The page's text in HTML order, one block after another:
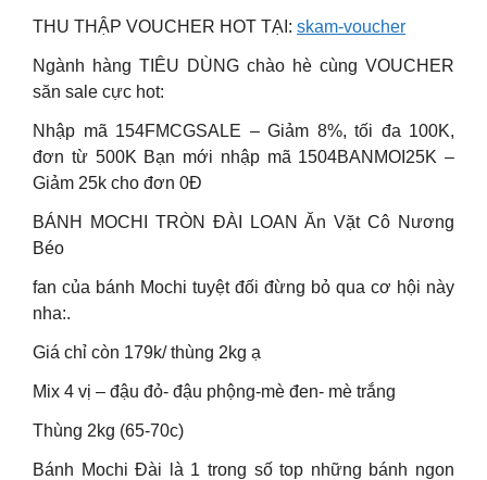
THU THẬP VOUCHER HOT TẠI: skam-voucher
Ngành hàng TIÊU DÙNG chào hè cùng VOUCHER
săn sale cực hot:
Nhập mã 154FMCGSALE – Giảm 8%, tối đa 100K,
đơn từ 500K Bạn mới nhập mã 1504BANMOI25K –
Giảm 25k cho đơn 0Đ
BÁNH MOCHI TRÒN ĐÀI LOAN Ăn Vặt Cô Nương
Béo
fan của bánh Mochi tuyệt đối đừng bỏ qua cơ hội này
nha:.
Giá chỉ còn 179k/ thùng 2kg ạ
Mix 4 vị – đậu đỏ- đậu phộng-mè đen- mè trắng
Thùng 2kg (65-70c)
Bánh Mochi Đài là 1 trong số top những bánh ngon